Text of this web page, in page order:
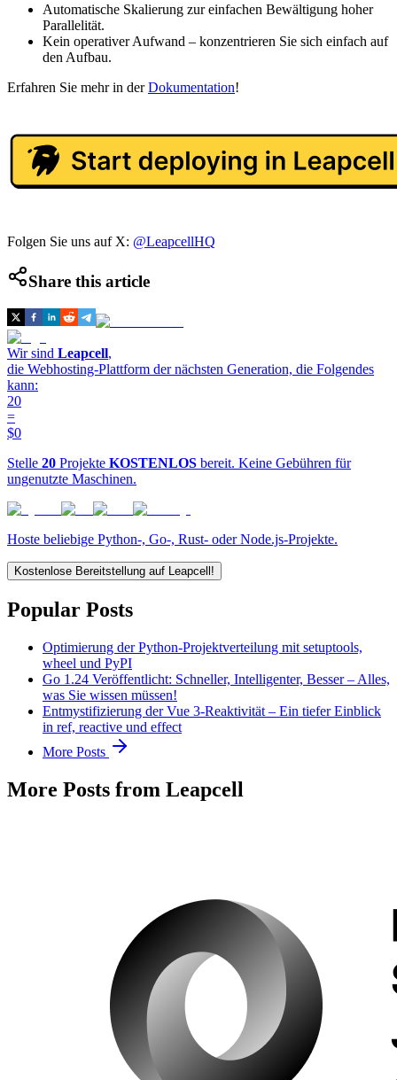
Automatische Skalierung zur einfachen Bewältigung hoher
Parallelität.
Kein operativer Aufwand – konzentrieren Sie sich einfach auf
den Aufbau.
Erfahren Sie mehr in derDokumentation!
Folgen Sie uns auf X: @LeapcellHQ
Share this article
Wir sind Leapcell,
die Webhosting-Plattform der nächsten Generation, die Folgendes
kann:
20
=
$0
Stelle 20 Projekte KOSTENLOS bereit. Keine Gebühren für
ungenutzte Maschinen.
Hoste beliebige Python-, Go-, Rust- oder Node.js-Projekte.
Kostenlose Bereitstellung auf Leapcell!
Popular Posts
Optimierung der Python-Projektverteilung mit setuptools,
wheel und PyPI
Go 1.24 Veröffentlicht: Schneller, Intelligenter, Besser – Alles,
was Sie wissen müssen!
Entmystifizierung der Vue 3-Reaktivität – Ein tiefer Einblick
in ref, reactive und effect
More Posts
More Posts from Leapcell